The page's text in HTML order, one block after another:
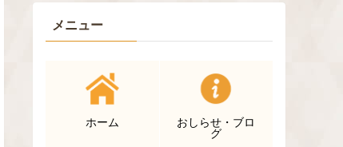
メニュー
ホーム
おしらせ・ブロ
グ